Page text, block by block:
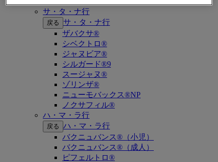
サ・タ・ナ行
戻る サ・タ・ナ行
ザバクサ®
シベクトロ®
ジャヌビア®
シルガード®9
スージャヌ®
ゾリンザ®
ニューモバックス®NP
ノクサフィル®
ハ・マ・ラ行
戻る ハ・マ・ラ行
バクニュバンス®（小児）
バクニュバンス®（成人）
ピフェルトロ®